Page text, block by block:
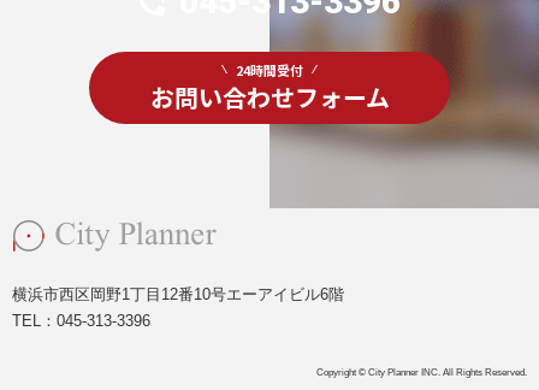
24時間受付
お問い合わせフォーム
横浜市西区岡野1丁目12番10号エーアイビル6階
TEL： 045-313-3396
Copyright © City Planner INC. All Rights Reserved.